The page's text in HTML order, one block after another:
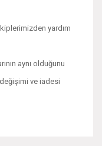
yardım
aynı olduğunu
ve iadesi